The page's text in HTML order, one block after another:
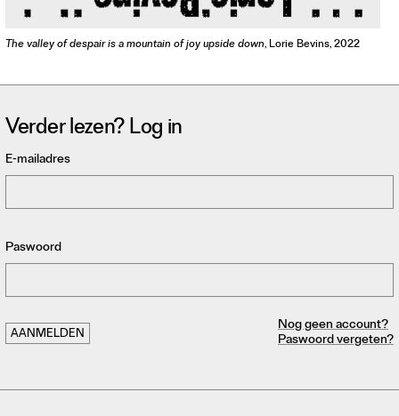
The valley of despair is a mountain of joy upside down, Lorie Bevins, 2022
Verder lezen? Log in
E-mailadres
Paswoord
Nog geen account?
Paswoord vergeten?